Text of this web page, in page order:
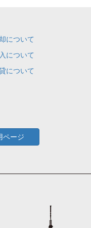
について
について
について
ページ